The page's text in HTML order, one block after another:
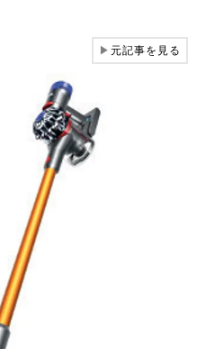
▶元記事を見る